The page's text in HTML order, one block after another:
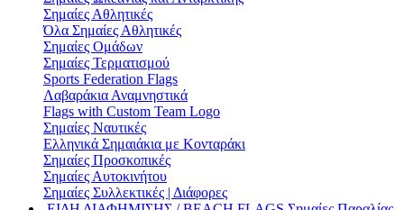
Σημαίες Αθλητικές
Όλα Σημαίες Αθλητικές
Σημαίες Ομάδων
Σημαίες Τερματισμού
Sports Federation Flags
Λαβαράκια Αναμνηστικά
Flags with Custom Team Logo
Σημαίες Ναυτικές
Ελληνικά Σημαιάκια με Κονταράκι
Σημαίες Προσκοπικές
Σημαίες Αυτοκινήτου
Σημαίες Συλλεκτικές | Διάφορες